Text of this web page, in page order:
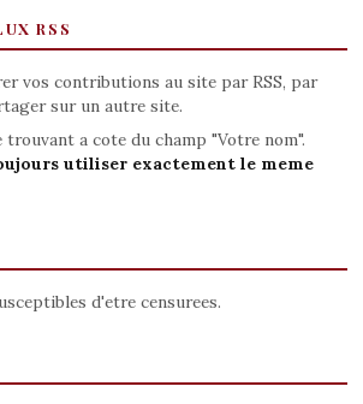
RSS
vos contributions au site par RSS, par
sur un autre site.
trouvant a cote du champ "Votre nom".
utiliser exactement le meme
d'etre censurees.